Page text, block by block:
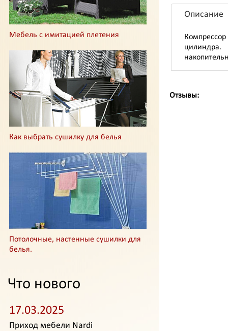
Мебель с имитацией плетения
Как выбрать сушилку для белья
Потолочные, настенные сушилки для
белья.
Что нового
17.03.2025
Приход мебели Nardi
Описание
цилиндра.
Отзывы: